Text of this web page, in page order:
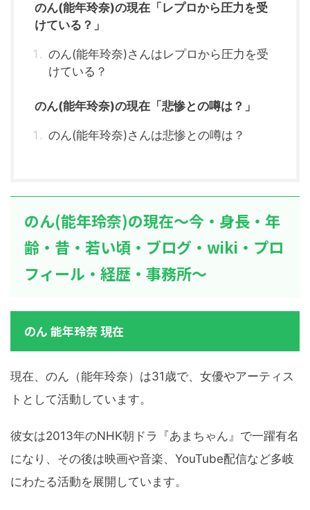
のん(能年玲奈)の現在「レプロから圧力を受
けている？」
のん(能年玲奈)さんはレプロから圧力を受
けている？
のん(能年玲奈)の現在「悲惨との噂は？」
のん(能年玲奈)さんは悲惨との噂は？
のん(能年玲奈)の現在～今・身長・年
齢・昔・若い頃・ブログ・wiki・プロ
フィール・経歴・事務所～
のん 能年玲奈 現在
現在、のん（能年玲奈）は31歳で、女優やアーティス
トとして活動しています。
彼女は2013年のNHK朝ドラ『あまちゃん』で一躍有名
になり、その後は映画や音楽、YouTube配信など多岐
にわたる活動を展開しています。